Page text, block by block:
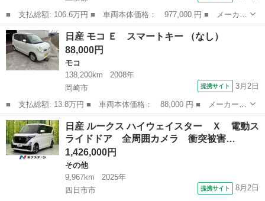
■ 支払総額: 106.6万円 ■ 車両本体価格： 977,000 円 ■ メーカー
名： 日産 ■ 車種名： ノート ■ グレード名： Ｘ 禁煙車／社
外ナビ（ｉＰｏｄ／ＣＤ／ＵＳＢ／ＡＵＸ）／エマージェンシーブレ
ーキ／車線...
三重 三重郡 ノート
日産 モコ Ｅ スマートキー （なし）
88,000円
モコ
138,200km
2008年
岡崎市
提携サイト 3月2日
■ 支払総額: 13.8万円 ■ 車両本体価格： 88,000 円 ■ メーカー
名： 日産 ■ 車種名： モコ ■ グレード名： Ｅ スマートキー
■ 排気量： 660cc ■ ドア枚数： 5D ■ ミッション： AT4速...
愛知 岡崎市 モコ
日産 ルークス ハイウェイスター Ｘ 電動ス
ライドドア 全周囲カメラ 衝突被害…
1,426,000円
その他
9,967km
2025年
四日市市
提携サイト 8月2日